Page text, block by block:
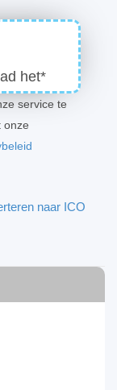
het*
service te
onze
naar ICO